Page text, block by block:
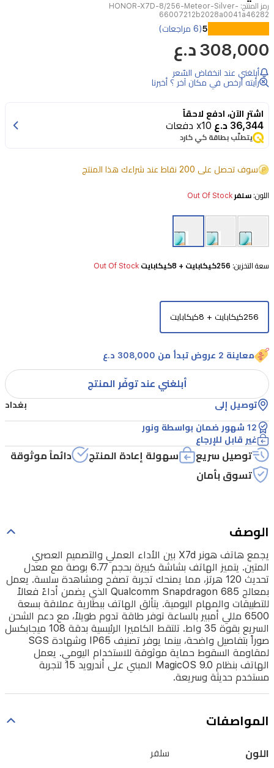
رمز المنتج: HONOR-X7D-8/256-Meteor-Silver-
66007212b2028a0041a46282
هاتف
هونر
X7d
الأداء
العملي
العصري
بشاشة
تحديث
120
هرتز،
مما
يمنحك
تجربة
تصفح
ومشاهدة
بمعالج
Qualcomm
Snapdragon
685
الذي
يضمن
أداءً
فعالاً
للتطبيقات
والمهام
يتألق
ببطارية
5(6 مراجعات)
308,000 د.ع
أبلغني عند انخفاض السّعر
رأيته أرخص في مكان آخر ؟ أخبرنا
اشترِ الآن، ادفع لاحقاً
36,344 د.ع x10 دفعات
يتطلّب بطاقة كي كارد
سوف تحصل على 200 نقاط عند شراءك هذا المنتج
اللون: سلفر Out Of Stock
سعة التخزين: 256كيكابايت + 8كيكابايت Out Of Stock
256كيكابايت + 8كيكابايت
معاينة 2 عروض تبدأ من 308,000 د.ع
أبلغني عند توفّر المنتج
توصيل إلى بغداد
12 شهور ضمان بواسطة ونور
غير قابل للإرجاع
توصيل سريع سهولة إعادة المنتج
دائماً موثوقة
تسوق بأمان
الوصف
يجمع هاتف هونر X7d بين الأداء العملي والتصميم العصري
المتين. يتميز الهاتف بشاشة كبيرة بحجم 6.77 بوصة مع معدل
تحديث 120 هرتز، مما يمنحك تجربة تصفح ومشاهدة سلسة. يعمل
بمعالج Qualcomm Snapdragon 685 الذي يضمن أداءً فعالاً
للتطبيقات والمهام اليومية. يتألق الهاتف ببطارية عملاقة بسعة
6500 مللي أمبير بالساعة توفر طاقة تدوم طويلاً، مع دعم الشحن
السريع بقوة 35 واط. تلتقط الكاميرا الرئيسية بدقة 108 ميجابكسل
صوراً بتفاصيل واضحة، بينما يوفر تصنيف IP65 وشهادة SGS
لمقاومة السقوط حماية موثوقة للاستخدام اليومي. يعمل
الهاتف بنظام MagicOS 9.0 المبني على أندرويد 15 لتجربة
مستخدم حديثة وسريعة.
المواصفات
اللون سلفر